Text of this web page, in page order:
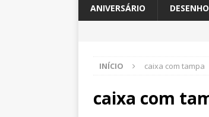
ANIVERSÁRIO
INÍCIO caixa com tampa
caixa com